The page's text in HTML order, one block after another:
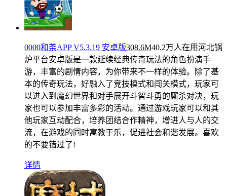
0000和荼APP V5.3.19 安卓版308.6M40.2万人在用河北锅
炉平台安卓版是一款延续经典传奇玩法的角色扮演手
游，丰富的剧情内容，为你带来不一样的体验。除了基
本的传奇玩法，好融入了竞技模式和闯关模式，玩家可
以进入到魔幻世界和对手展开斗智斗勇的厮杀对决，玩
家也可以参加丰富多彩的活动。通过游戏玩家可以和其
他玩家互动配合，培养团结合作精神，增进人与人的交
流，在游戏的同时寓教于乐，促进社会和谐发展。喜欢
的不要错过了!
详情